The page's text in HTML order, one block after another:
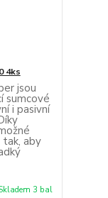
4ks
jsou
sumcové
i pasivní
aby
3 bal